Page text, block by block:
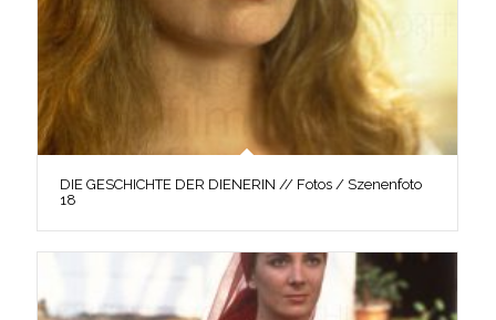
DIE GESCHICHTE DER DIENERIN // Fotos / Szenenfoto
18